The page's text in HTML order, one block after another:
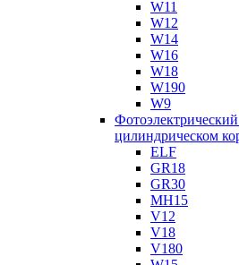
W11
W12
W14
W16
W18
W190
W9
цилиндрическом
ELF
GR18
GR30
MH15
V12
V18
V180